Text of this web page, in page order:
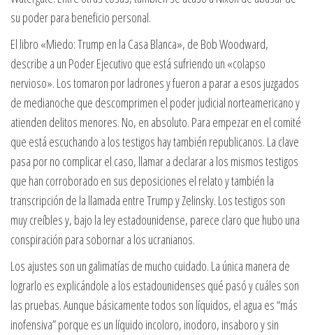
su poder para beneficio personal.
El libro «Miedo: Trump en la Casa Blanca», de Bob Woodward,
describe a un Poder Ejecutivo que está sufriendo un «colapso
nervioso». Los tomaron por ladrones y fueron a parar a esos juzgados
de medianoche que descomprimen el poder judicial norteamericano y
atienden delitos menores. No, en absoluto. Para empezar en el comité
que está escuchando a los testigos hay también republicanos. La clave
pasa por no complicar el caso, llamar a declarar a los mismos testigos
que han corroborado en sus deposiciones el relato y también la
transcripción de la llamada entre Trump y Zelinsky. Los testigos son
muy creíbles y, bajo la ley estadounidense, parece claro que hubo una
conspiración para sobornar a los ucranianos.
Los ajustes son un galimatías de mucho cuidado. La única manera de
lograrlo es explicándole a los estadounidenses qué pasó y cuáles son
las pruebas. Aunque básicamente todos son líquidos, el agua es “más
inofensiva” porque es un líquido incoloro, inodoro, insaboro y sin